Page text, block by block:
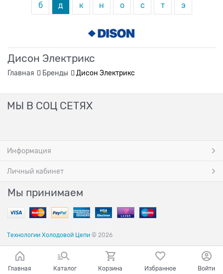
б д к н о с т э
Дисон Электрикс
Главная Бренды Дисон Электрикс
МЫ В СОЦ СЕТЯХ
Информация
Личный кабинет
Мы принимаем
Технологии Холодовой Цепи © 2026
Главная Каталог Корзина Избранное Войти